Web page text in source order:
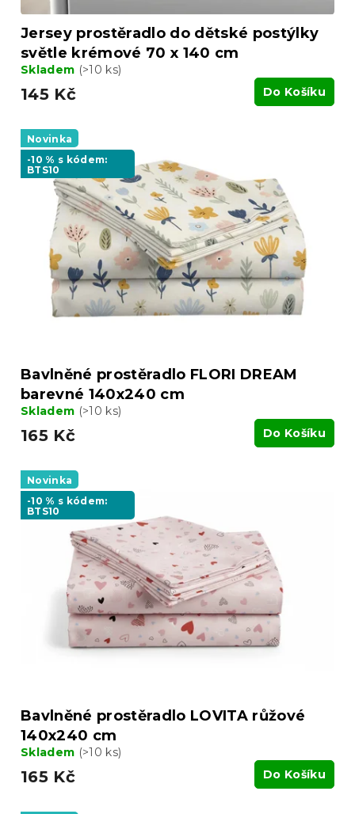
Jersey prostěradlo do dětské postýlky
světle krémové 70 x 140 cm
Skladem (>10 ks)
145 Kč Do Košíku
Novinka
-10 % s kódem:
BTS10
Bavlněné prostěradlo FLORI DREAM
barevné 140x240 cm
Skladem (>10 ks)
165 Kč Do Košíku
Novinka
-10 % s kódem:
BTS10
Bavlněné prostěradlo LOVITA růžové
140x240 cm
Skladem (>10 ks)
165 Kč Do Košíku